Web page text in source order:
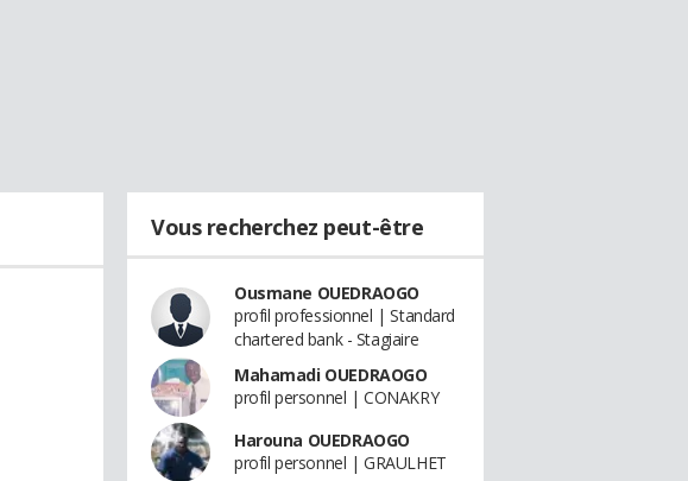
Vous recherchez peut-être
Ousmane OUEDRAOGO
profil professionnel | Standard
chartered bank - Stagiaire
Mahamadi OUEDRAOGO
profil personnel | CONAKRY
Harouna OUEDRAOGO
profil personnel | GRAULHET